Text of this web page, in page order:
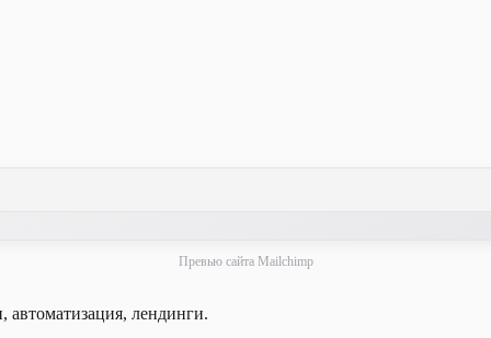
Превью сайта Mailchimp
автоматизация, лендинги.